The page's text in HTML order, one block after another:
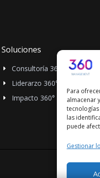
Para
almacenar
las
puede
Gestionar
Soluciones
Consultoría 360°
Liderarzo 360°
Impacto 360°